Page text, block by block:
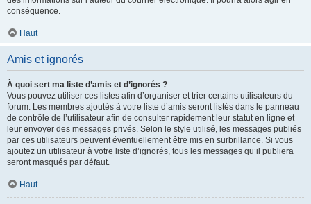
conséquence.
Haut
Amis et ignorés
À quoi sert ma liste d’amis et d’ignorés ?
Vous pouvez utiliser ces listes afin d’organiser et trier certains utilisateurs du
forum. Les membres ajoutés à votre liste d’amis seront listés dans le panneau
de contrôle de l’utilisateur afin de consulter rapidement leur statut en ligne et
leur envoyer des messages privés. Selon le style utilisé, les messages publiés
par ces utilisateurs peuvent éventuellement être mis en surbrillance. Si vous
ajoutez un utilisateur à votre liste d’ignorés, tous les messages qu’il publiera
seront masqués par défaut.
Haut